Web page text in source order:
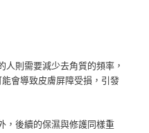
則需要減少去角質的頻率，
會導致皮膚屏障受損，引發
，後續的保濕與修護同樣重